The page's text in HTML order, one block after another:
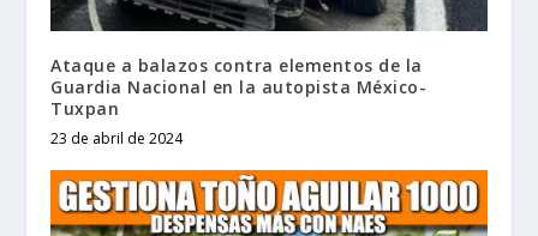
Ataque a balazos contra elementos de la
Guardia Nacional en la autopista México-
Tuxpan
23 de abril de 2024